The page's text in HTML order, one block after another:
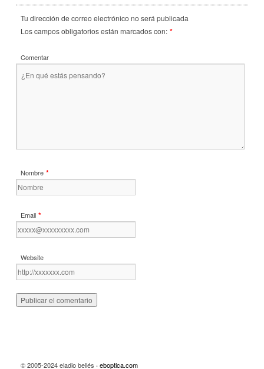
Tu dirección de correo electrónico no será publicada
Los campos obligatorios están marcados con: *
Comentar
Nombre *
Email *
Website
© 2005-2024 eladio bellés · eboptica.com